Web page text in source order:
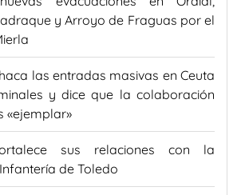
y Arroyo de Fraguas por el
las entradas masivas en Ceuta
y dice que la colaboración
«ejemplar»
sus relaciones con la
de Toledo